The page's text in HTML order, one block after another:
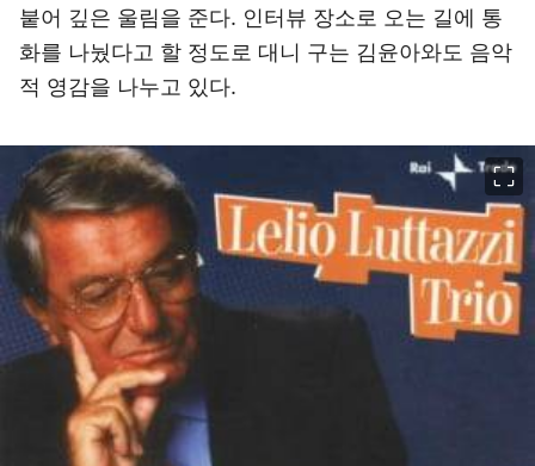
붙어 깊은 울림을 준다. 인터뷰 장소로 오는 길에 통
화를 나눴다고 할 정도로 대니 구는 김윤아와도 음악
적 영감을 나누고 있다.